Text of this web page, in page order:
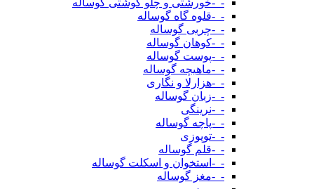
-_-خورشتی و چلو گوشتی گوساله
-_-قلوه گاه گوساله
-_-چربی گوساله
-_-کوهان گوساله
-_-پوست گوساله
-_-ماهیچه گوساله
-_-هزارلا و نگاری
-_-زبان گوساله
-_-نرینگی
-_-پاچه گوساله
-_-توپوزی
-_-قلم گوساله
-_-استخوان و اسکلت گوساله
-_-مغز گوساله